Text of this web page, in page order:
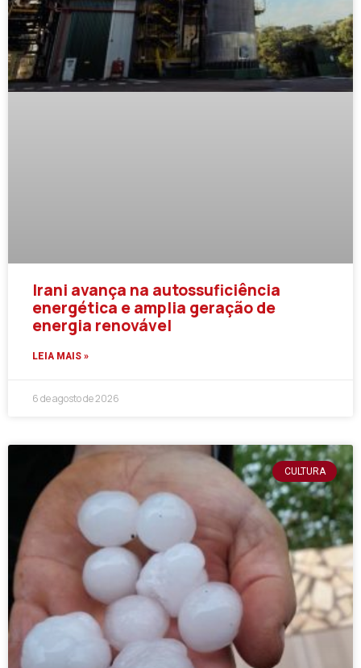
Irani avança na autossuficiência
energética e amplia geração de
energia renovável
LEIA MAIS »
6 de agosto de 2026
CULTURA